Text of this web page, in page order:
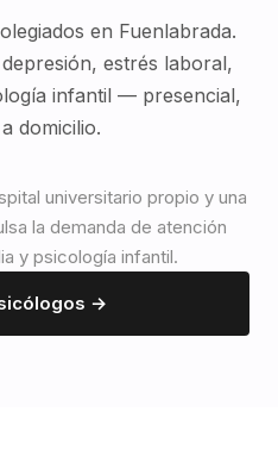
en Fuenlabrada.
estrés laboral,
infantil — presencial,
domicilio.
universitario propio y una
la demanda de atención
y psicología infantil.
→